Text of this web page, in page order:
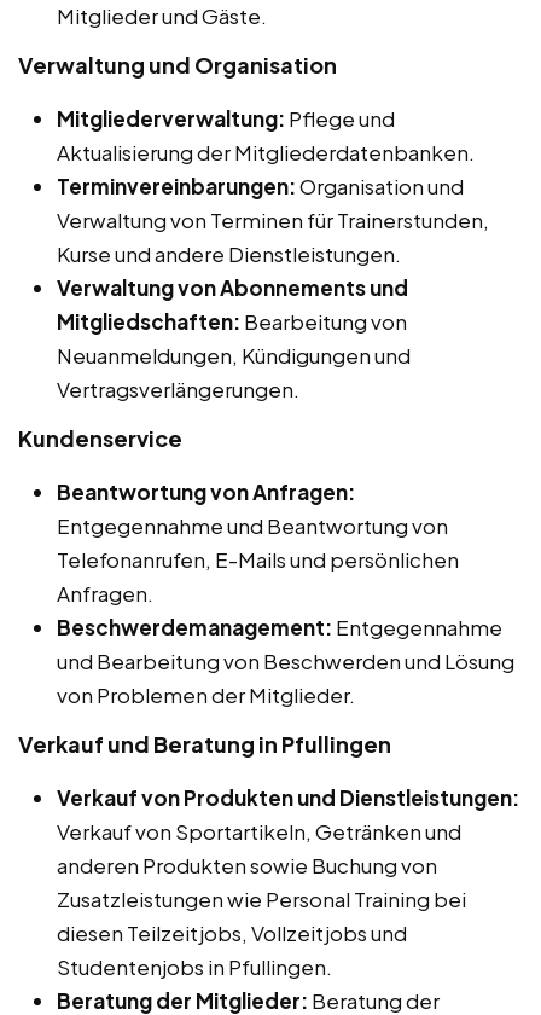
Mitglieder und Gäste.
Verwaltung und Organisation
Mitgliederverwaltung: Pflege und
Aktualisierung der Mitgliederdatenbanken.
Terminvereinbarungen:Organisation und
Verwaltung von Terminen für Trainerstunden,
Kurse und andere Dienstleistungen.
Verwaltung von Abonnements und
Mitgliedschaften: Bearbeitung von
Neuanmeldungen, Kündigungen und
Vertragsverlängerungen.
Kundenservice
Beantwortung von Anfragen:
Entgegennahme und Beantwortung von
Telefonanrufen, E-Mails und persönlichen
Anfragen.
Beschwerdemanagement: Entgegennahme
und Bearbeitung von Beschwerden und Lösung
von Problemen der Mitglieder.
Verkauf und Beratung in Pfullingen
Verkauf von Produkten und Dienstleistungen:
Verkauf von Sportartikeln, Getränken und
anderen Produkten sowie Buchung von
Zusatzleistungen wie Personal Training bei
diesen Teilzeitjobs, Vollzeitjobs und
Studentenjobs in Pfullingen.
Beratung der Mitglieder: Beratung der